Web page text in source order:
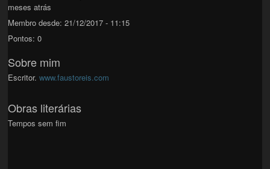
meses atrás
Membro desde: 21/12/2017 - 11:15
Pontos: 0
Sobre mim
Escritor.www.faustoreis.com
Obras literárias
Tempos sem fim